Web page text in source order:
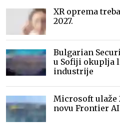
XR oprema
2027.
Bulgarian
u Sofiji okuplja
industrije
Microsoft ulaže
novu Frontier